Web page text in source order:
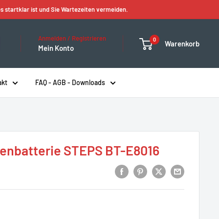
startklar ist und Sie Wartezeiten vermeiden.
Anmelden / Registrieren
Mein Konto
0 Warenkorb
FAQ - AGB - Downloads
STEPS BT-E8016